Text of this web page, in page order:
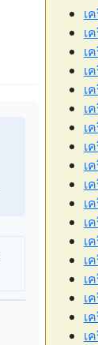
เ
เ
เ
เ
เ
เ
เ
เ
เ
เ
เ
เ
เ
เ
เ
เ
เ
เ